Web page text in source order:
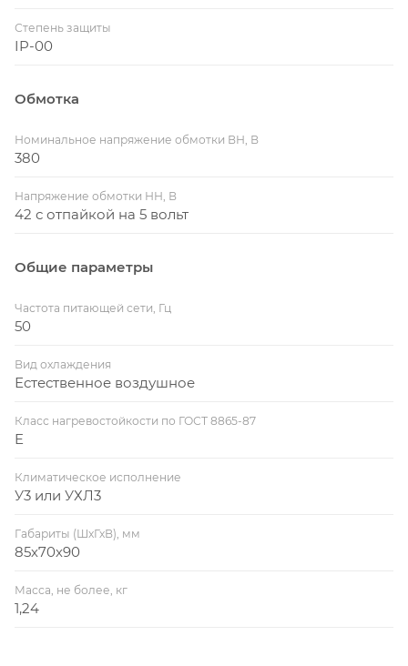
Степень защиты
IP-00
Обмотка
Номинальное напряжение обмотки ВН, В
380
Напряжение обмотки НН, В
42 с отпайкой на 5 вольт
Общие параметры
Частота питающей сети, Гц
50
Вид охлаждения
Естественное воздушное
Класс нагревостойкости по ГОСТ 8865-87
E
Климатическое исполнение
У3 или УХЛ3
Габариты (ШхГхВ), мм
85х70х90
Масса, не более, кг
1,24